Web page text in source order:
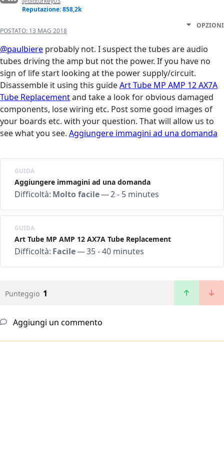
Reputazione: 858,2k
POSTATO: 13 MAG 2018
OPZIONI
@paulbiere probably not. I suspect the tubes are audio
tubes driving the amp but not the power. If you have no
sign of life start looking at the power supply/circuit.
Disassemble it using this guideArt Tube MP AMP 12 AX7A
Tube Replacementand take a look for obvious damaged
components, lose wiring etc. Post some good images of
your boards etc. with your question. That will allow us to
see what you see. Aggiungere immagini ad una domanda
GUIDA
Aggiungere immagini ad una domanda
Difficoltà: Molto facile—2 - 5 minutes
GUIDA
Art Tube MP AMP 12 AX7A Tube Replacement
Difficoltà: Facile—35 - 40 minutes
Punteggio 1
Aggiungi un commento